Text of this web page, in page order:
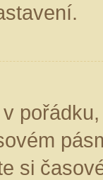
si